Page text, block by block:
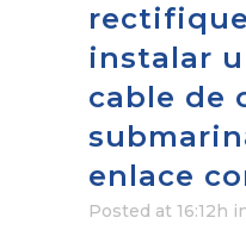
instalar
cable de
enlace
Posted at 16:12h